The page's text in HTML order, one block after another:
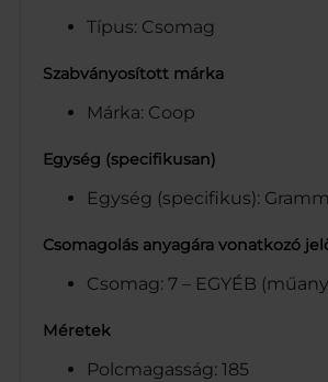
Típus: Csomag
Szabványosított márka
Márka: Coop
Egység (specifikusan)
Egység (specifikus): Gramm
Csomagolás anyagára vonatkozó
Csomag: 7 – EGYÉB
Méretek
Polcmagasság: 185